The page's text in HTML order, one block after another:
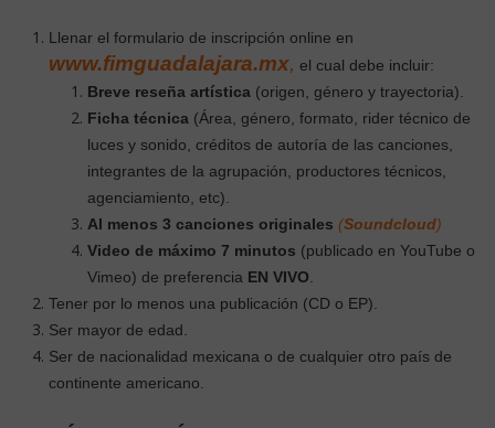
Llenar el formulario de inscripción online en
www.fimguadalajara.mx, el cual debe incluir:
Breve reseña artística (origen, género y trayectoria).
Ficha técnica (Área, género, formato, rider técnico de
luces y sonido, créditos de autoría de las canciones,
integrantes de la agrupación, productores técnicos,
agenciamiento, etc).
Al menos 3 canciones originales (Soundcloud)
Video de máximo 7 minutos (publicado en YouTube o
Vimeo) de preferencia EN VIVO
Tener por lo menos una publicación (CD o EP).
Ser mayor de edad.
Ser de nacionalidad mexicana o de cualquier otro país de
continente americano.